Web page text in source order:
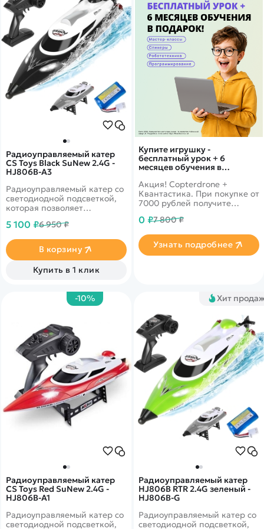
Купите игрушку -
бесплатный урок + 6
месяцев обучения в
Акция! Copterdrone +
Квантастика. При покупке от
7000 рублей получите
нашего партнера
0 ₽7 800 ₽
Узнать подробнее
Радиоуправляемый катер
CS Toys Black SuNew 2.4G -
HJ806B-A3
Радиоуправляемый катер со
светодиодной подсветкой,
которая позволяет
тёмное время суток.
коллекторному двигателю,
лодка может разгоняться до
35 км в час. Расстояние
управления - 200 метров.
до 20 минут. Цвет - чёрный.
5 100 ₽6 950 ₽
В корзину
Купить в 1 клик
-10%
Радиоуправляемый катер
CS Toys Red SuNew 2.4G -
HJ806B-A1
Радиоуправляемый катер со
светодиодной подсветкой,
Хит
Радиоуправляемый катер
HJ806B RTR 2.4G зеленый -
HJ806B-G
Радиоуправляемый катер со
светодиодной подсветкой,